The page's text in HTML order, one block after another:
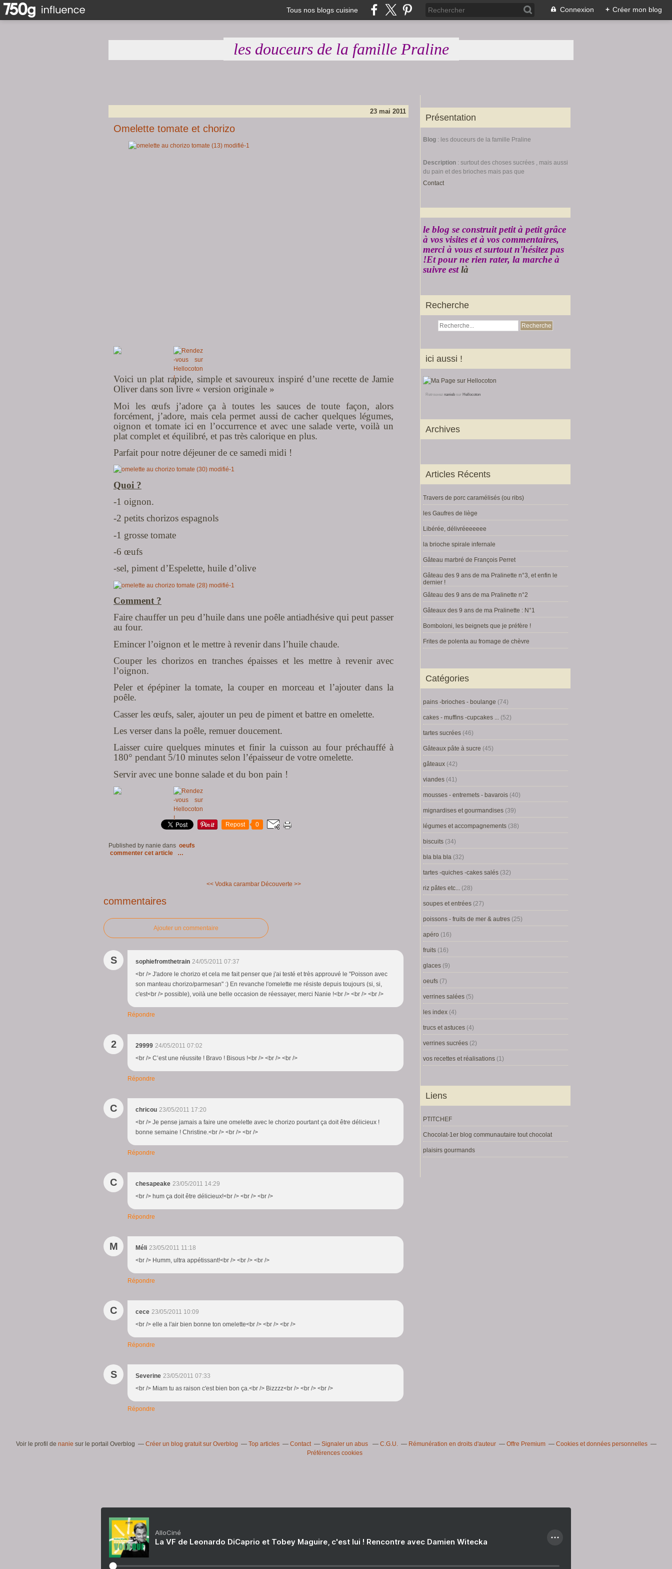
Tous nos blogs cuisine Connexion + Créer mon blog
les douceurs de la famille Praline
23 mai 2011
Omelette tomate et chorizo
Voici un plat rapide, simple et savoureux inspiré d’une recette de Jamie
Oliver dans son livre « version originale »
Moi les œufs j’adore ça à toutes les sauces de toute façon, alors
forcément, j’adore, mais cela permet aussi de cacher quelques légumes,
oignon et tomate ici en l’occurrence et avec une salade verte, voilà un
plat complet et équilibré, et pas très calorique en plus.
Parfait pour notre déjeuner de ce samedi midi !
Quoi ?
-1 oignon.
-2 petits chorizos espagnols
-1 grosse tomate
-6 œufs
-sel, piment d’Espelette, huile d’olive
Comment ?
Faire chauffer un peu d’huile dans une poêle antiadhésive qui peut passer
au four.
Emincer l’oignon et le mettre à revenir dans l’huile chaude.
Couper les chorizos en tranches épaisses et les mettre à revenir avec
l’oignon.
Peler et épépiner la tomate, la couper en morceau et l’ajouter dans la
poêle.
Casser les œufs, saler, ajouter un peu de piment et battre en omelette.
Les verser dans la poêle, remuer doucement.
Laisser cuire quelques minutes et finir la cuisson au four préchauffé à
180° pendant 5/10 minutes selon l’épaisseur de votre omelette.
Servir avec une bonne salade et du bon pain !
Repost 0
Published by nanie dans oeufs
commenter cet article
…
<< Vodka carambar Découverte >>
commentaires
Ajouter un commentaire
S sophiefromthetrain 24/05/2011 07:37
<br /> J'adore le chorizo et cela me fait penser que j'ai testé et très approuvé le "Poisson avec
son manteau chorizo/parmesan" :) En revanche l'omelette me résiste depuis toujours (si, si,
c'est<br /> possible), voilà une belle occasion de réessayer, merci Nanie !<br /> <br /> <br />
Répondre
2 29999 24/05/2011 07:02
<br /> C’est une réussite ! Bravo ! Bisous !<br /> <br /> <br />
Répondre
C chricou 23/05/2011 17:20
<br /> Je pense jamais a faire une omelette avec le chorizo pourtant ça doit être délicieux !
bonne semaine ! Christine.<br /> <br /> <br />
Répondre
C chesapeake 23/05/2011 14:29
<br /> hum ça doit être délicieux!<br /> <br /> <br />
Répondre
M Méli 23/05/2011 11:18
<br /> Humm, ultra appétissant!<br /> <br /> <br />
Répondre
C cece 23/05/2011 10:09
<br /> elle a l'air bien bonne ton omelette<br /> <br /> <br />
Répondre
S Severine 23/05/2011 07:33
<br /> Miam tu as raison c'est bien bon ça.<br /> Bizzzz<br /> <br /> <br />
Répondre
Présentation
Blog : les douceurs de la famille Praline
Description : surtout des choses sucrées , mais aussi
du pain et des brioches mais pas que
Contact
le blog se construit petit à petit grâce
à vos visites et à vos commentaires,
merci à vous et surtout n'hésitez pas
!Et pour ne rien rater, la marche à
suivre estlà
Recherche
ici aussi !
Retrouvez nanieb sur Hellocoton
Archives
Articles Récents
Travers de porc caramélisés (ou ribs)
les Gaufres de liège
Libérée, délivréeeeeee
la brioche spirale infernale
Gâteau marbré de François Perret
Gâteau des 9 ans de ma Pralinette n°3, et enfin le
dernier !
Gâteau des 9 ans de ma Pralinette n°2
Gâteaux des 9 ans de ma Pralinette : N°1
Bomboloni, les beignets que je préfère !
Frites de polenta au fromage de chèvre
Catégories
pains -brioches - boulange (74)
cakes - muffins -cupcakes ... (52)
tartes sucrées (46)
Gâteaux pâte à sucre (45)
gâteaux (42)
viandes (41)
mousses - entremets - bavarois (40)
mignardises et gourmandises (39)
légumes et accompagnements (38)
biscuits (34)
bla bla bla (32)
tartes -quiches -cakes salés (32)
riz pâtes etc... (28)
soupes et entrées (27)
poissons - fruits de mer & autres (25)
apéro (16)
fruits (16)
glaces (9)
oeufs (7)
verrines salées (5)
les index (4)
trucs et astuces (4)
verrines sucrées (2)
vos recettes et réalisations (1)
Liens
PTITCHEF
Chocolat-1er blog communautaire tout chocolat
plaisirs gourmands
Voir le profil de nanie sur le portail Overblog Créer un blog gratuit sur Overblog Top articles Contact Signaler un abus C.G.U. Rémunération en droits d'auteur Offre Premium
Cookies et données personnelles
Préférences cookies
AlloCiné
La VF de Leonardo DiCaprio et Tobey Maguire, c'est lui ! Rencontre avec Damien Witecka